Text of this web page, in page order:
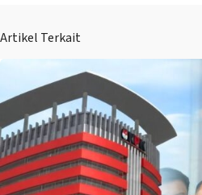
Artikel Terkait